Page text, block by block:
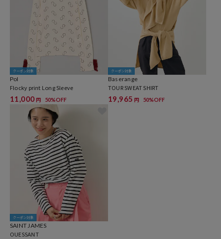
クーポン対象
PoI
Flocky print Long Sleeve
11,000 円 50%OFF
クーポン対象
Baserange
TOUR SWEAT SHIRT
19,965 円 50%OFF
クーポン対象
SAINT JAMES
OUESSANT